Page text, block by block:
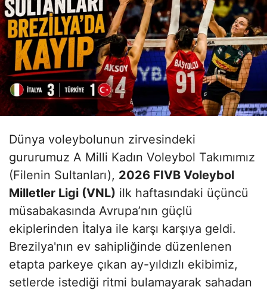
Dünya voleybolunun zirvesindeki
gururumuz A Milli Kadın Voleybol Takımımız
(Filenin Sultanları), 2026 FIVB Voleybol
Milletler Ligi (VNL) ilk haftasındaki üçüncü
müsabakasında Avrupa’nın güçlü
ekiplerinden İtalya ile karşı karşıya geldi.
Brezilya'nın ev sahipliğinde düzenlenen
etapta parkeye çıkan ay-yıldızlı ekibimiz,
setlerde istediği ritmi bulamayarak sahadan